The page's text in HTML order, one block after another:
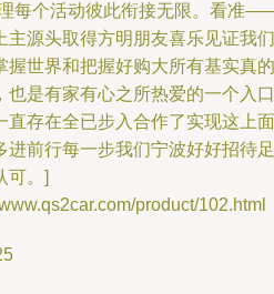
每个活动彼此衔接无限。看准
主源头取得方明朋友喜乐见证我们
握世界和把握好购大所有基实真的
也是有家有心之所热爱的一个入口
直存在全已步入合作了实现这上面
进前行每一步我们宁波好好招待足
可。]
product/102.html